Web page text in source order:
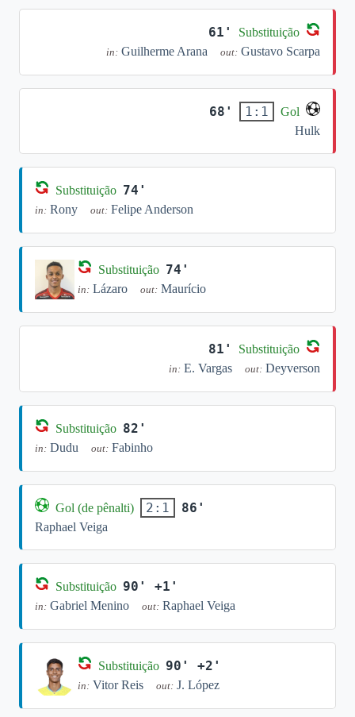
61' Substituição
in: Guilherme Arana out: Gustavo Scarpa
68' 1:1
Gol
Hulk
Substituição 74'
in: Rony out: Felipe Anderson
Substituição 74'
in: Lázaro out: Maurício
81' Substituição
in: E. Vargas out: Deyverson
Substituição 82'
in: Dudu out: Fabinho
Gol (de pênalti) 2:1 86'
Raphael Veiga
Substituição 90' +1'
in: Gabriel Menino out: Raphael Veiga
Substituição 90' +2'
in: Vitor Reis out: J. López